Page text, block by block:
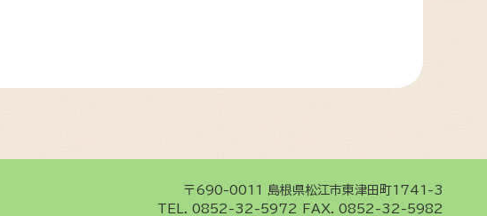
〒690-0011
島根県松江市東津田町1741-3
TEL. 0852-32-5972 FAX. 0852-32-5982